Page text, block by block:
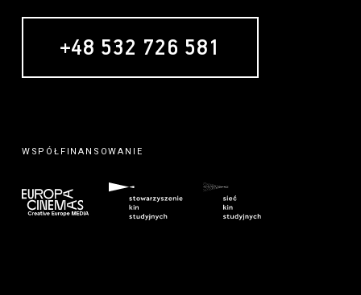
+48 532 726 581
WSPÓŁFINANSOWANIE